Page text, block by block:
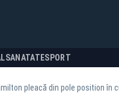
SANATATESPORT
pleacă din pole position în